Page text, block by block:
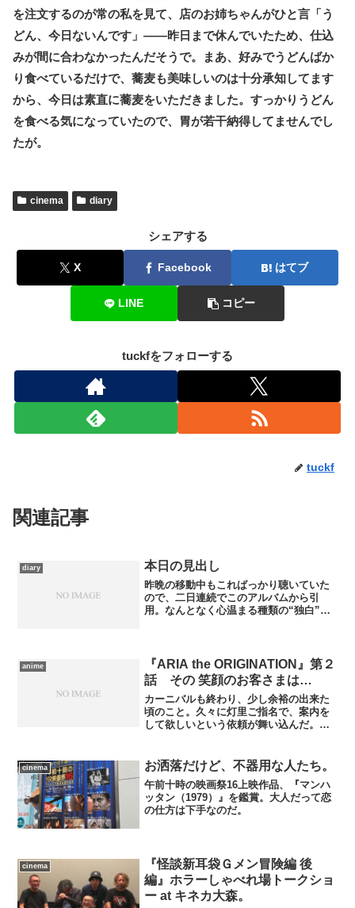
を注文するのが常の私を見て、店のお姉ちゃんがひと言「う
どん、今日ないんです」――昨日まで休んでいたため、仕込
みが間に合わなかったんだそうで。まあ、好みでうどんばか
り食べているだけで、蕎麦も美味しいのは十分承知してます
から、今日は素直に蕎麦をいただきました。すっかりうどん
を食べる気になっていたので、胃が若干納得してませんでし
たが。
cinema diary
シェアする
X Facebook はてブ
LINE コピー
tuckfをフォローする
tuckf
関連記事
diary 本日の見出し
昨晩の移動中もこればっかり聴いていた
ので、二日連続でこのアルバムから引
用。なんとなく心温まる種類の“独白”で
anime
『ARIA the ORIGINATION』第２
話 その 笑顔のお客さまは…
カーニバルも終わり、少し余裕の出来た
頃のこと。久々に灯里ご指名で、案内を
して欲しいという依頼が舞い込んだ。張
戦々恐々としつつもその日は訪れ、灯里
はそのお客――アマランタに請...
cinema お洒落だけど、不器用な人たち。
午前十時の映画祭16上映作品、『マンハ
ッタン（1979）』を鑑賞。大人だって恋
の仕方は下手なのだ。
cinema
『怪談新耳袋Ｇメン冒険編 後
編』ホラーしゃべれ場トークショ
ー at キネカ大森。